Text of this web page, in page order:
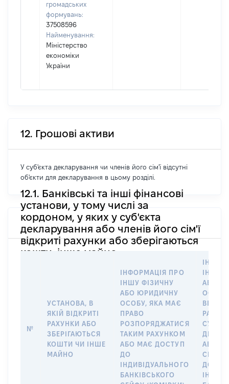
громадських
формувань:
37508596
Найменування:
Міністерство
економіки
України
12. Грошові активи
У суб'єкта декларування чи членів його сім'ї відсутні
об'єкти для декларування в цьому розділі.
12.1. Банківські та інші фінансові
установи, у тому числі за
кордоном, у яких у суб'єкта
декларування або членів його сім'ї
відкриті рахунки або зберігаються
кошти, інше майно
№
УСТАНОВА, В
ЯКІЙ ВІДКРИТІ
РАХУНКИ АБО
ЗБЕРІГАЮТЬСЯ
КОШТИ ЧИ ІНШЕ
МАЙНО
ІНФОРМАЦІЯ ПРО
ІНШУ ФІЗИЧНУ
АБО ЮРИДИЧНУ
ОСОБУ, ЯКА МАЄ
ПРАВО
РОЗПОРЯДЖАТИСЯ
ТАКИМ РАХУНКОМ
АБО МАЄ ДОСТУП
ДО
ІНДИВІДУАЛЬНОГО
БАНКІВСЬКОГО
ІНШУ
АБО
АБО
СІМ’Ї